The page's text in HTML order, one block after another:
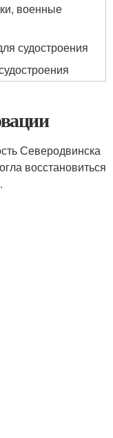
военные
судостроения
Северодвинска
восстановиться